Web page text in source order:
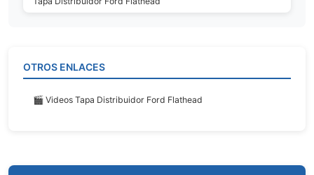
OTROS ENLACES
🎬 Videos Tapa Distribuidor Ford Flathead